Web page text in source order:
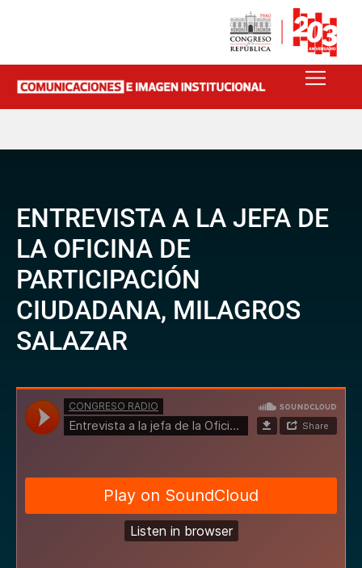
ENTREVISTA A LA JEFA DE
LA OFICINA DE
PARTICIPACIÓN
CIUDADANA, MILAGROS
SALAZAR